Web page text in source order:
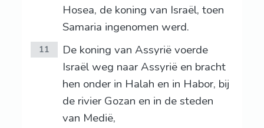
Hosea, de koning van Israël, toen
Samaria ingenomen werd.
11
De koning van Assyrië voerde
Israël weg naar Assyrië en bracht
hen onder in Halah en in Habor, bij
de rivier Gozan en in de steden
van Medië,